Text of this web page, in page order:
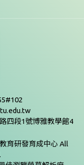
四段1號博雅教學館4
育研發育成中心 All